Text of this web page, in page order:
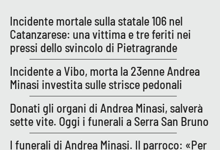
Incidente mortale sulla statale 106 nel
Catanzarese: una vittima e tre feriti nei
pressi dello svincolo di Pietragrande
Incidente a Vibo, morta la 23enne Andrea
Minasi investita sulle strisce pedonali
Donati gli organi di Andrea Minasi, salverà
sette vite. Oggi i funerali a Serra San Bruno
I funerali di Andrea Minasi. Il parroco: «Per